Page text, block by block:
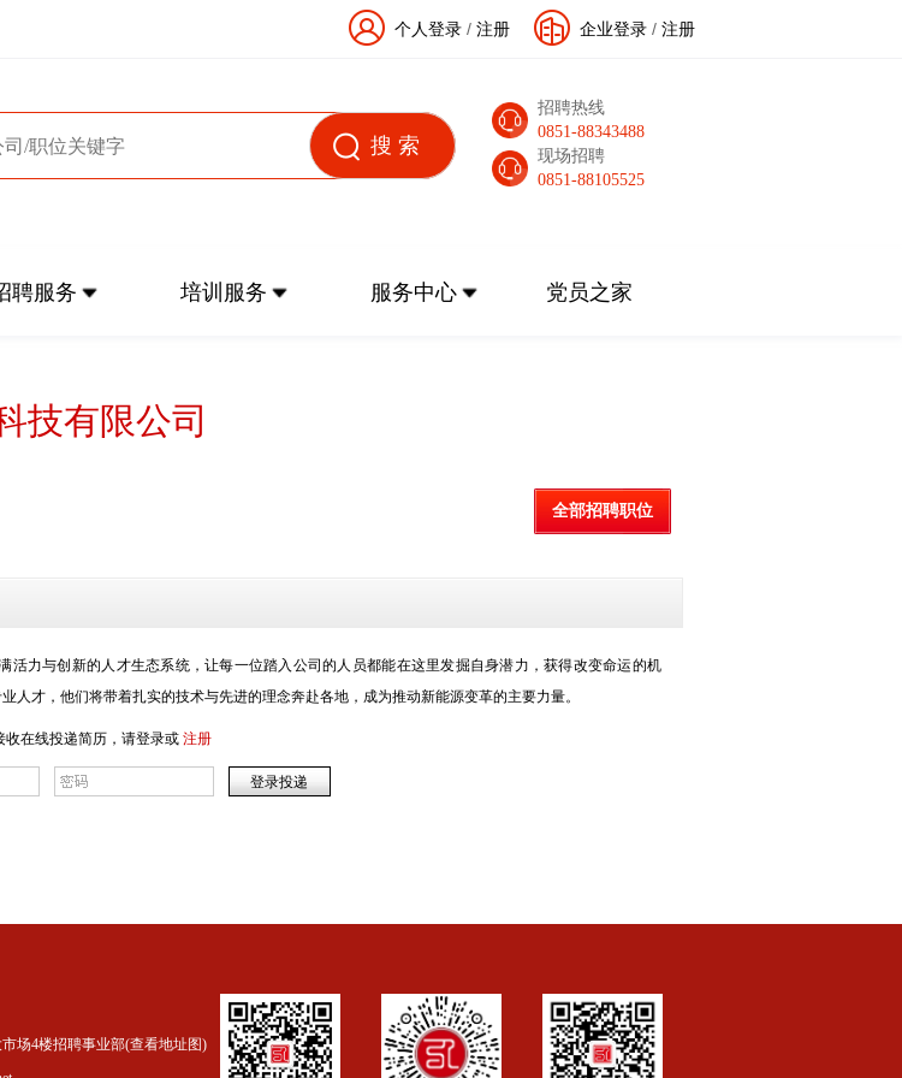
企业登录 / 注册
个人登录 / 注册
招聘热线
0851-88343488
现场招聘
0851-88105525
聘服务 培训服务 服务中心 党员之家
技有限公司
全部招聘职位
力与创新的人才生态系统，让每一位踏入公司的人员都能在这里发掘自身潜力，获得改变命运的机
才，他们将带着扎实的技术与先进的理念奔赴各地，成为推动新能源变革的主要力量。
收在线投递简历，请登录或 注册
场4楼招聘事业部(查看地址图)